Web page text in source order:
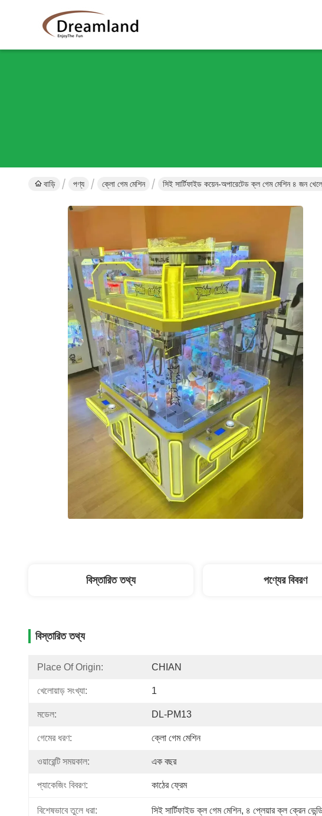
বাড়ি পণ্য ক্লো গেম মেশিন সিই সার্টিফাইড কয়েন-অপারেটেড ক্ল গেম মেশিন ৪ জন
বিস্তারিত তথ্য পণ্যের বিবরণ
বিস্তারিত তথ্য
Place Of Origin: CHIAN
খেলোয়াড় সংখ্যা: 1
মডেল: DL-PM13
গেমের ধরণ: ক্লো গেম মেশিন
ওয়ারেন্টি সময়কাল: এক বছর
প্যাকেজিং বিবরণ: কাঠের ফ্রেম
বিশেষভাবে তুলে ধরা: সিই সার্টিফাইড ক্ল গেম মেশিন, ৪ প্লেয়ার ক্ল ক্রেন